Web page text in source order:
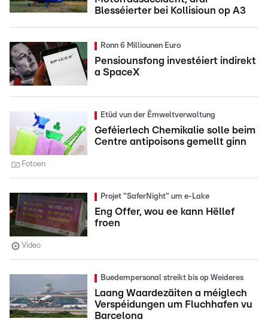
Blesséierter bei Kollisioun op A3
Ronn 6 Milliounen Euro
Pensiounsfong investéiert indirekt
a SpaceX
Etüd vun der Ëmweltverwaltung
Geféierlech Chemikalie solle beim
Centre antipoisons gemellt ginn
Fotoen
Projet "SaferNight" um e-Lake
Eng Offer, wou ee kann Hëllef
froen
Video
Buedempersonal streikt bis op Weideres
Laang Waardezäiten a méiglech
Verspéidungen um Fluchhafen vu
Barcelona